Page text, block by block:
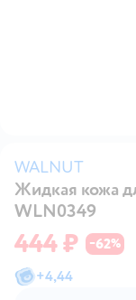
WALNUT
Жидкая кожа
WLN0349
444 ₽ −62%
+4,44